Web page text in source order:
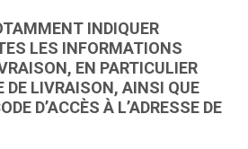
INDIQUER
LES INFORMATIONS
EN PARTICULIER
DE LIVRAISON, AINSI QUE
D’ACCÈS À L’ADRESSE DE